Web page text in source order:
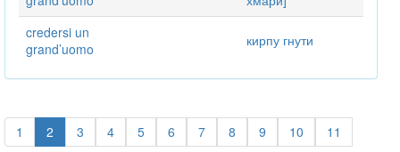
credersi un
grand’uomo
кирпу гнути
1 2 3 4 5 6 7 8 9 10
11